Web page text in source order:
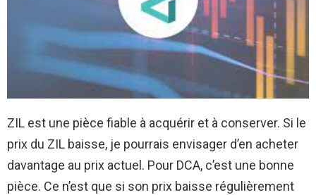
ZIL est une pièce fiable à acquérir et à conserver. Si le
prix du ZIL baisse, je pourrais envisager d’en acheter
davantage au prix actuel. Pour DCA, c’est une bonne
pièce. Ce n’est que si son prix baisse régulièrement